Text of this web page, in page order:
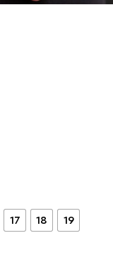
17 18 19